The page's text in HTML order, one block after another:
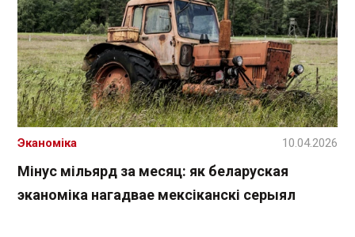
Мінус мільярд за месяц: як беларуская
эканоміка нагадвае мексіканскі серыял
Эканоміка 10.04.2026